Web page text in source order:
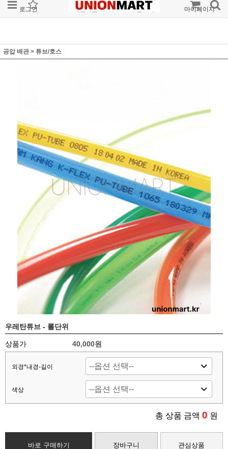
로그인 회원가입 주문조회 마이페이지
공압 배관> 튜브/호스
우레탄튜브 - 롤단위
상품가 40,000원
외경*내경-길이
색상
총 상품 금액 0 원
바로 구매하기 장바구니 관심상품